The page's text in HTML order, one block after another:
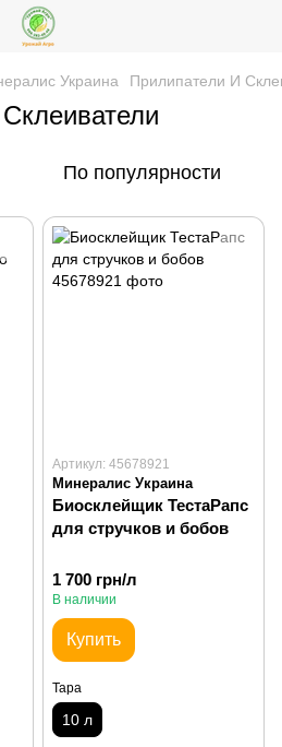
Украина Прилипатели И
По популярности
Артикул: 45678921
Минералис Украина
Биосклейщик ТестаРапс
для стручков и бобов
1 700 грн/л
В наличии
Купить
Тара
10 л